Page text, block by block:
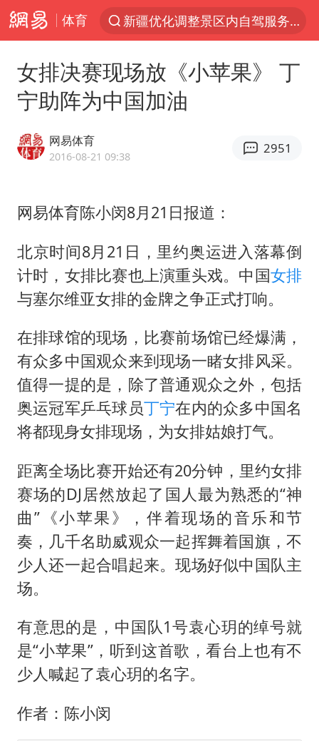
体育
新疆优化调整景区内自驾服务收费
峰哥 汪海林
西湖突现狂风暴雨 游客瞬间被浇透
白海豚将正面袭击贯穿浙江
酒店回应车内过夜被收150元
香港宏福苑火灾或由烟头引起
浙江台州《告全体市民书》
西贝创始人贾国龙押注鲜羊赛道
36岁男演员成景区NPC后人气爆棚
人民的健康、体质、幸福一脉相承
女排决赛现场放《小苹果》 丁
宁助阵为中国加油
网易体育
2016-08-21 09:38
2951
网易体育陈小闵8月21日报道：
北京时间8月21日，里约奥运进入落幕倒
计时，女排比赛也上演重头戏。中国女排
与塞尔维亚女排的金牌之争正式打响。
在排球馆的现场，比赛前场馆已经爆满，
有众多中国观众来到现场一睹女排风采。
值得一提的是，除了普通观众之外，包括
奥运冠军乒乓球员丁宁在内的众多中国名
将都现身女排现场，为女排姑娘打气。
距离全场比赛开始还有20分钟，里约女排
赛场的DJ居然放起了国人最为熟悉的“神
曲”《小苹果》，伴着现场的音乐和节
奏，几千名助威观众一起挥舞着国旗，不
少人还一起合唱起来。现场好似中国队主
场。
有意思的是，中国队1号袁心玥的绰号就
是“小苹果”，听到这首歌，看台上也有不
少人喊起了袁心玥的名字。
作者：陈小闵